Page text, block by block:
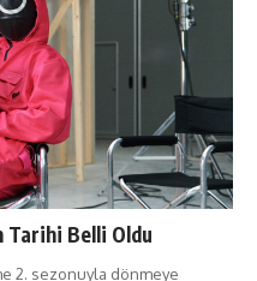
Tarihi Belli Oldu
2. sezonuyla dönmeye